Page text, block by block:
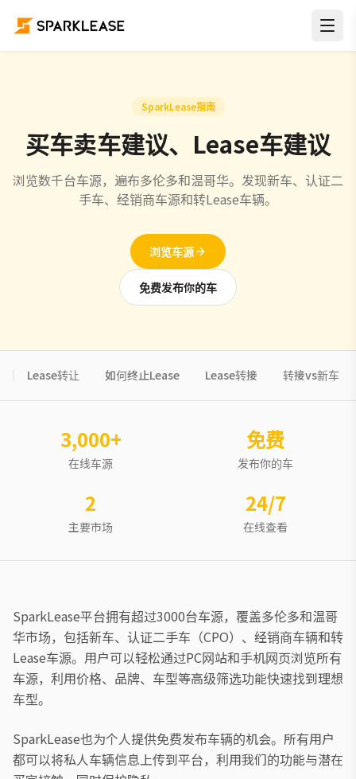
SparkLease指南
买车卖车建议、Lease车建议
浏览数千台车源，遍布多伦多和温哥华。发现新车、认证二
手车、经销商车源和转Lease车辆。
浏览车源
免费发布你的车
Lease转让 如何终止Lease Lease转接 转接vs新车
3,000+
在线车源
免费
发布你的车
2
主要市场
24/7
在线查看
SparkLease平台拥有超过3000台车源，覆盖多伦多和温哥
华市场，包括新车、认证二手车（CPO）、经销商车辆和转
Lease车源。用户可以轻松通过PC网站和手机网页浏览所有
车源，利用价格、品牌、车型等高级筛选功能快速找到理想
车型。
SparkLease也为个人提供免费发布车辆的机会。所有用户
都可以将私人车辆信息上传到平台，利用我们的功能与潜在